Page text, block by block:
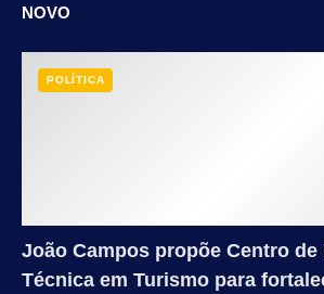
NOVO
POLÍTICA
João Campos propõe Centro de
Técnica em Turismo para